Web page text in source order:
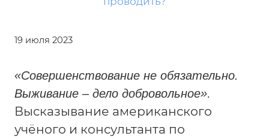
19 июля 2023
«Совершенствование не обязательно.
Выживание – дело добровольное».
Высказывание американского
учёного и консультанта по